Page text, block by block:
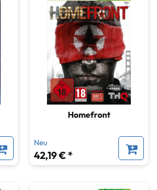
Homefront
Neu
42,19 € *